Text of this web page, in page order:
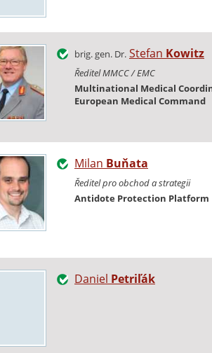
brig. gen. Dr. Stefan Kowitz
Ředitel MMCC / EMC
Multinational Medical
European Medical Command
Milan Buňata
Ředitel pro obchod a strategii
Antidote Protection Platform
Daniel Petriľák